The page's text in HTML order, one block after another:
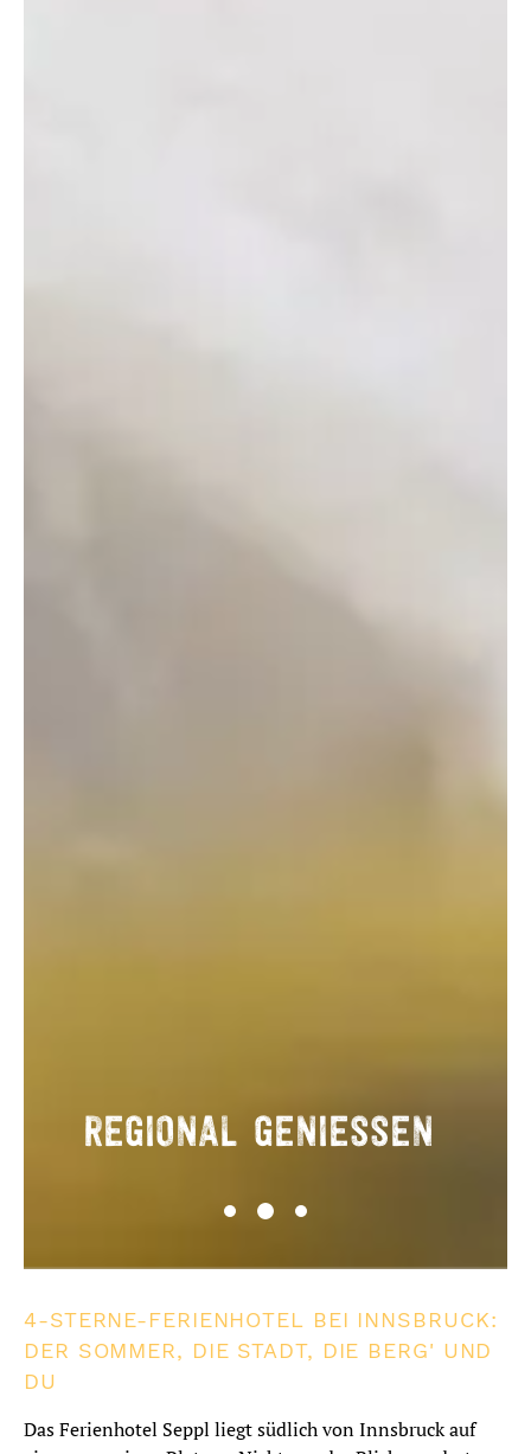
REGIONAL GENIESSEN
4-STERNE-FERIENHOTEL BEI INNSBRUCK:
DER SOMMER, DIE STADT, DIE BERG' UND
DU
Das Ferienhotel Seppl liegt südlich von Innsbruck auf